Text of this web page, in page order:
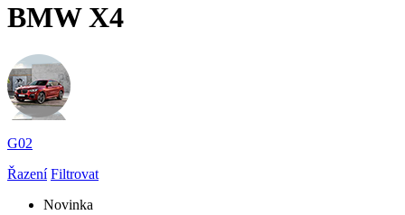
BMW X4
G02
Řazení Filtrovat
Novinka